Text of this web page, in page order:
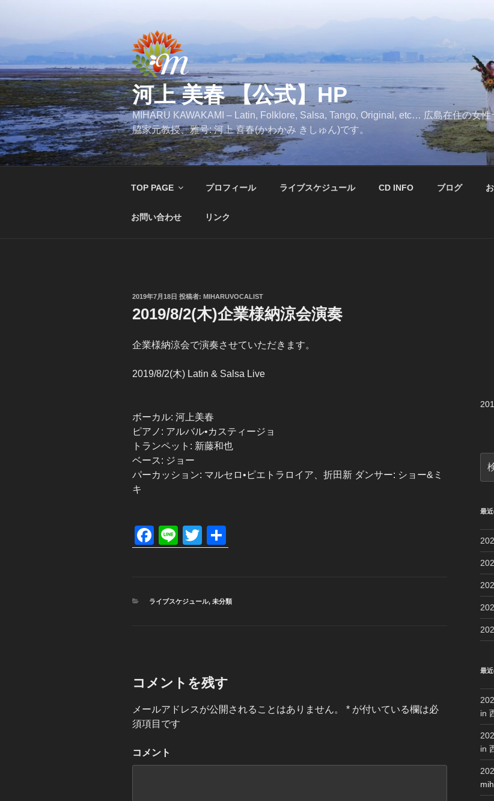
ツ
へ
ス
キ
ッ
プ
河上 美春 【公式】HP
MIHARU KAWAKAMI – Latin, Folklore, Salsa, Tango, Original, etc… 広島在住の女
脇家元教授、雅号: 河上 喜春(かわかみ きしゅん)です。
TOP PAGE プロフィール ライブスケジュール CD INFO ブログ
お問い合わせ リンク
投
日:
2019年7月18日 投稿者: MIHARUVOCALIST
2019/8/2(木)企業様納涼会演奏
企業様納涼会で演奏させていただきます。
2019/8/2(木) Latin & Salsa Live
ボーカル: 河上美春
ピアノ: アルバル•カスティージョ
トランペット: 新藤和也
ベース: ジョー
パーカッション: マルセロ•ピエトラロイア、折田新 ダンサー: ショー&ミ
キ
F
a
e
b
Li
n
T
wi
er
有
カ
ライブスケジュール, 未分類
コメントを残す
メールアドレスが公開されることはありません。 * が付いている欄は必
須項目です
コメント
索:
最
最
in
in